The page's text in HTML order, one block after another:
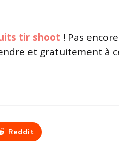
tir shoot ! Pas
et gratuitement à
Reddit